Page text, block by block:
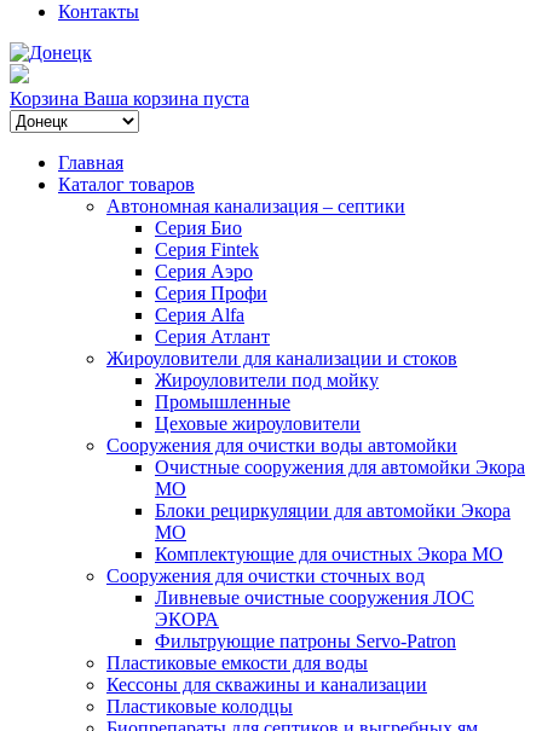
Контакты
Корзина Ваша корзина пуста
Главная
Каталог товаров
Автономная канализация – септики
Серия Био
Серия Fintek
Серия Аэро
Серия Профи
Серия Alfa
Серия Атлант
Жироуловители для канализации и стоков
Жироуловители под мойку
Промышленные
Цеховые жироуловители
Сооружения для очистки воды автомойки
Очистные сооружения для автомойки Экора
МО
Блоки рециркуляции для автомойки Экора
МО
Комплектующие для очистных Экора МО
Сооружения для очистки сточных вод
Ливневые очистные сооружения ЛОС
ЭКОРА
Фильтрующие патроны Servo-Patron
Пластиковые емкости для воды
Кессоны для скважины и канализации
Пластиковые колодцы